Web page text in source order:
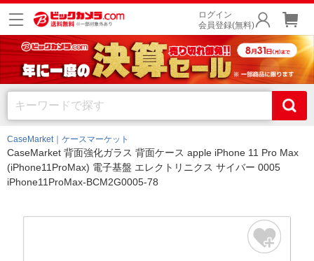
ログイン
会員登録(無料)
CaseMarket｜ケースマーケット
CaseMarket 背面強化ガラス 背面ケース apple iPhone 11 Pro Max
(iPhone11ProMax) 電子基盤 エレクトリニクス サイバー 0005
iPhone11ProMax-BCM2G0005-78